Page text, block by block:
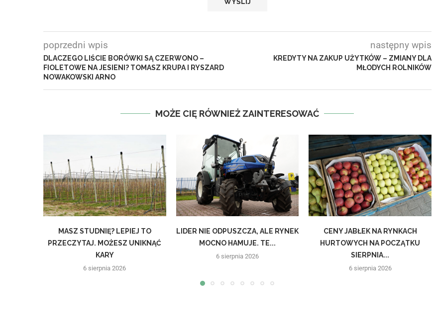
poprzedni wpis
DLACZEGO LIŚCIE BORÓWKI SĄ CZERWONO –
FIOLETOWE NA JESIENI? TOMASZ KRUPA I RYSZARD
NOWAKOWSKI ARNO
następny wpis
KREDYTY NA ZAKUP UŻYTKÓW – ZMIANY DLA
MŁODYCH ROLNIKÓW
MOŻE CIĘ RÓWNIEŻ ZAINTERESOWAĆ
MASZ STUDNIĘ? LEPIEJ TO
PRZECZYTAJ. MOŻESZ UNIKNĄĆ
KARY
6 sierpnia 2026
LIDER NIE ODPUSZCZA, ALE RYNEK
MOCNO HAMUJE. TE...
6 sierpnia 2026
CENY JABŁEK NA RYNKACH
HURTOWYCH NA POCZĄTKU
SIERPNIA...
6 sierpnia 2026